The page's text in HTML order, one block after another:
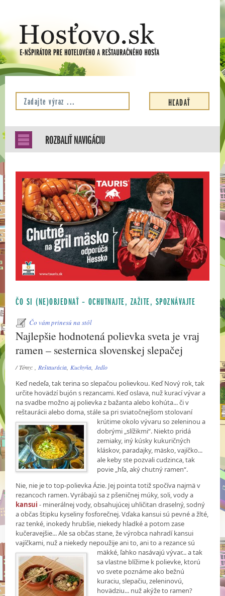
ROZBALIŤ NAVIGÁCIU
ČO SI (NE)OBJEDNAŤ – OCHUTNAJTE, ZAŽITE, SPOZNÁVAJTE
Čo vám prinesú na stôl
Najlepšie hodnotená polievka sveta je vraj
ramen – sesternica slovenskej slepačej
/ Témy: ,Reštaurácia,Kuchyňa,Jedlo
Keď nedeľa, tak terina so slepačou polievkou. Keď Nový rok, tak
určite hovädzí bujón s rezancami. Keď oslava, nuž kurací vývar a
na svadbe možno aj polievka z bažanta alebo kohúta... či v
reštaurácii alebo doma, stále sa pri sviatočnejšom stolovaní
krútime okolo vývaruso zeleninou a
dobrými „slížikmi“. Niekto pridá
zemiaky, iný kúsky kukuričných
kláskov, paradajky, mäsko, vajíčko...
ale keby ste pozvali cudzinca, tak
povie „hľa, aký chutný ramen“.
Nie, nie je to top-polievka Ázie. Jej pointa totiž spočíva najmä v
rezancoch ramen. Vyrábajú sa z pšeničnej múky, soli, vody a
kansui- minerálnej vody, obsahujúcej uhličitan draselný, sodný
a občas štipku kyseliny fosforečnej. Vďaka kansui sú pevné a žlté,
raz tenké, inokedy hrubšie, niekedy hladké a potom zase
kučeravejšie... Ale sa občas stane, že výrobca nahradí kansui
vajíčkami, nuž a niekedy nepoužije ani to, ani to a rezance sú
mäkké, ľahko nasávajú vývar... a tak
sa vlastne blížime k polievke, ktorú
vo svete poznáme ako bežnú
kuraciu, slepačiu, zeleninovú,
hovädziu... nuž akýže to ramen?